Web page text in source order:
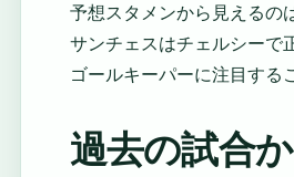
予想スタメンから見えるの
サンチェスはチェルシーで
ゴールキーパーに注目する
過去の試合